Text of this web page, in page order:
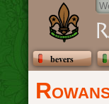
bevers